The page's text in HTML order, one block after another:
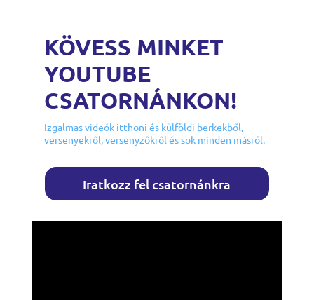
KÖVESS MINKET
YOUTUBE
CSATORNÁNKON!
Izgalmas videók itthoni és külföldi berkekből,
versenyekről, versenyzőkről és sok minden másról.
Iratkozz fel csatornánkra